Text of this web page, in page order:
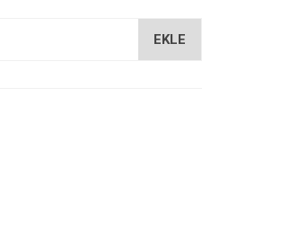
EKLE